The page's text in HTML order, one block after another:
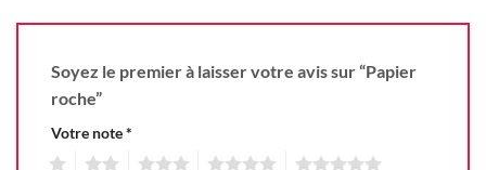
Soyez le premier à laisser votre avis sur “Papier
roche”
Votre note*